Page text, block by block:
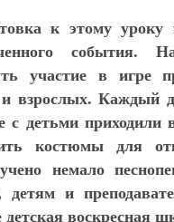
к этому уроку
события.
участие в игре
и взрослых. Каждый
с детьми
костюмы для
немало
и
воскресная